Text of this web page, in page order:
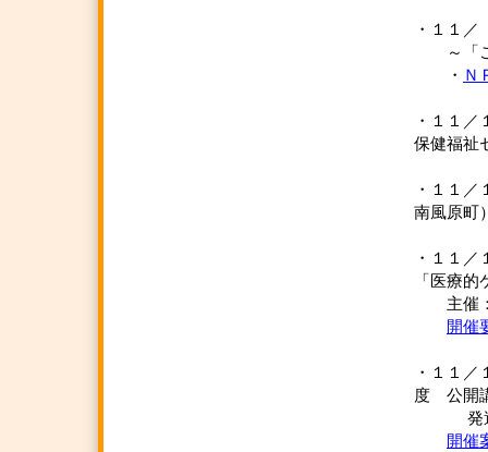
・１１
～「こ
・ Ｎ
・１１
保健福祉
・１１
南風原町
・１１
「医療
主催：
開催
・１１
度 公開
発達障
開催